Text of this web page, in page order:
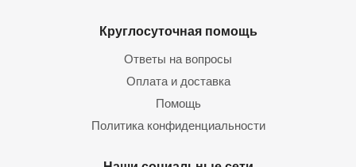
Круглосуточная помощь
Ответы на вопросы
Оплата и доставка
Помощь
Политика конфиденциальности